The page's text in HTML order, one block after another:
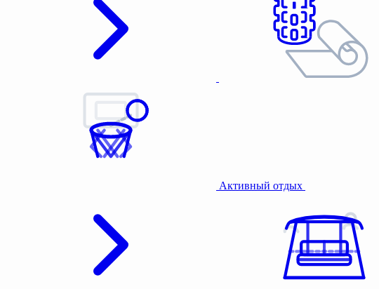
Активный отдых